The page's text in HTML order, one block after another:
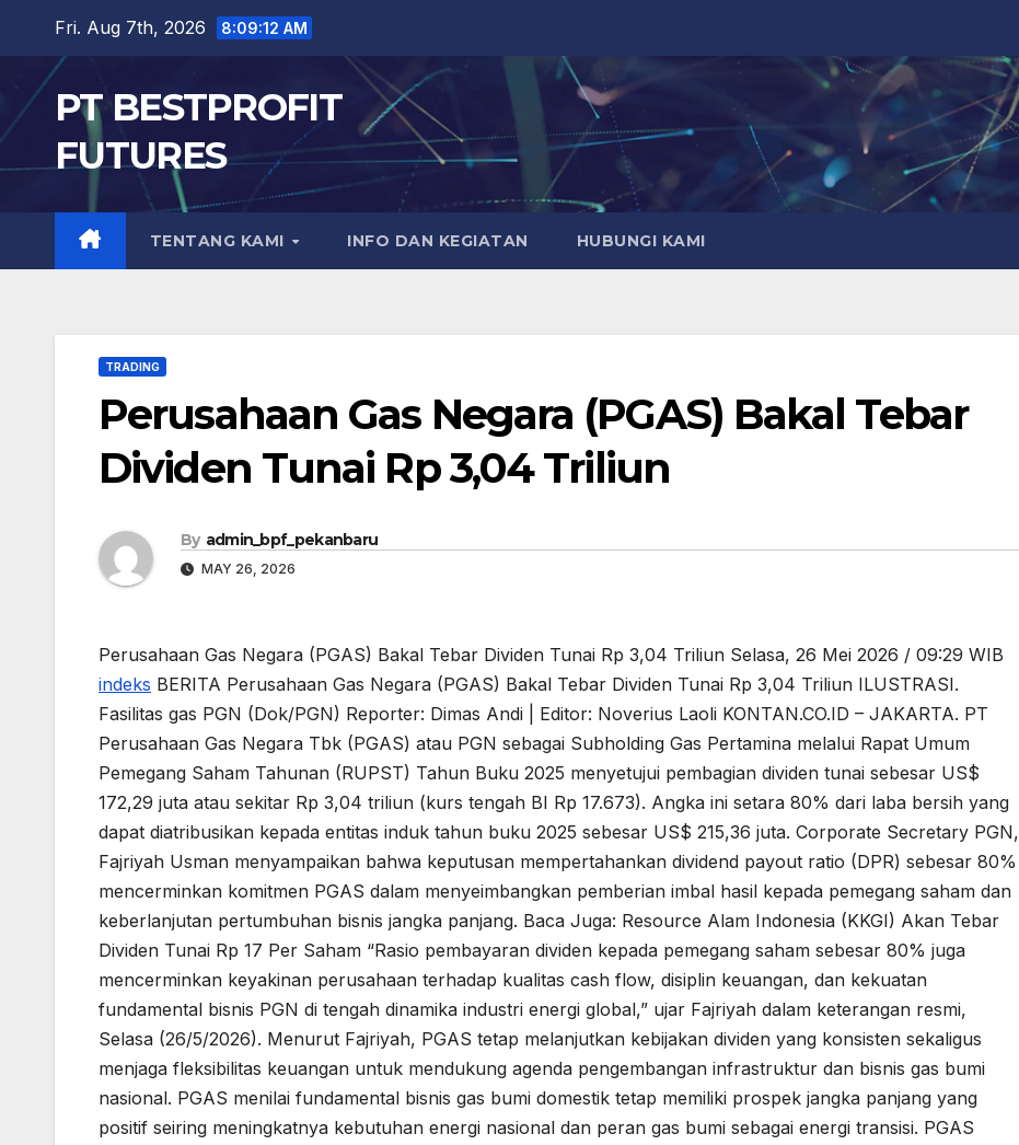
content
Fri. Aug 7th, 2026 8:09:12 AM
PT BESTPROFIT
FUTURES
TENTANG KAMI INFO DAN KEGIATAN HUBUNGI KAMI
TRADING
Perusahaan Gas Negara (PGAS) Bakal Tebar
Dividen Tunai Rp 3,04 Triliun
By admin_bpf_pekanbaru
MAY 26, 2026
Perusahaan Gas Negara (PGAS) Bakal Tebar Dividen Tunai Rp 3,04 Triliun Selasa, 26 Mei 2026 / 09:29 WIB
indeks BERITA Perusahaan Gas Negara (PGAS) Bakal Tebar Dividen Tunai Rp 3,04 Triliun ILUSTRASI.
Fasilitas gas PGN (Dok/PGN) Reporter: Dimas Andi | Editor: Noverius Laoli KONTAN.CO.ID – JAKARTA. PT
Perusahaan Gas Negara Tbk (PGAS) atau PGN sebagai Subholding Gas Pertamina melalui Rapat Umum
Pemegang Saham Tahunan (RUPST) Tahun Buku 2025 menyetujui pembagian dividen tunai sebesar US$
172,29 juta atau sekitar Rp 3,04 triliun (kurs tengah BI Rp 17.673). Angka ini setara 80% dari laba bersih yang
dapat diatribusikan kepada entitas induk tahun buku 2025 sebesar US$ 215,36 juta. Corporate Secretary PGN,
Fajriyah Usman menyampaikan bahwa keputusan mempertahankan dividend payout ratio (DPR) sebesar 80%
mencerminkan komitmen PGAS dalam menyeimbangkan pemberian imbal hasil kepada pemegang saham dan
keberlanjutan pertumbuhan bisnis jangka panjang. Baca Juga: Resource Alam Indonesia (KKGI) Akan Tebar
Dividen Tunai Rp 17 Per Saham “Rasio pembayaran dividen kepada pemegang saham sebesar 80% juga
mencerminkan keyakinan perusahaan terhadap kualitas cash flow, disiplin keuangan, dan kekuatan
fundamental bisnis PGN di tengah dinamika industri energi global,” ujar Fajriyah dalam keterangan resmi,
Selasa (26/5/2026). Menurut Fajriyah, PGAS tetap melanjutkan kebijakan dividen yang konsisten sekaligus
menjaga fleksibilitas keuangan untuk mendukung agenda pengembangan infrastruktur dan bisnis gas bumi
nasional. PGAS menilai fundamental bisnis gas bumi domestik tetap memiliki prospek jangka panjang yang
positif seiring meningkatnya kebutuhan energi nasional dan peran gas bumi sebagai energi transisi. PGAS